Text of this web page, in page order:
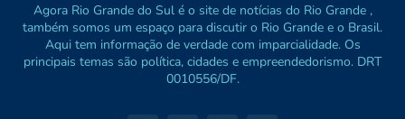
Agora Rio Grande do Sul é o site de notícias do Rio Grande ,
também somos um espaço para discutir o Rio Grande e o Brasil.
Aqui tem informação de verdade com imparcialidade. Os
principais temas são política, cidades e empreendedorismo. DRT
0010556/DF.